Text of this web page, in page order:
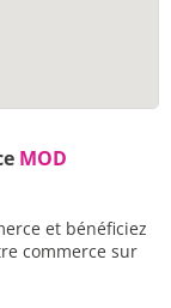
MOD
et bénéficiez
commerce sur